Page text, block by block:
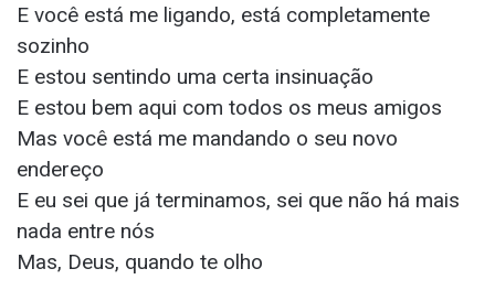
E você está me ligando, está completamente
sozinho
E estou sentindo uma certa insinuação
E estou bem aqui com todos os meus amigos
Mas você está me mandando o seu novo
endereço
E eu sei que já terminamos, sei que não há mais
nada entre nós
Mas, Deus, quando te olho